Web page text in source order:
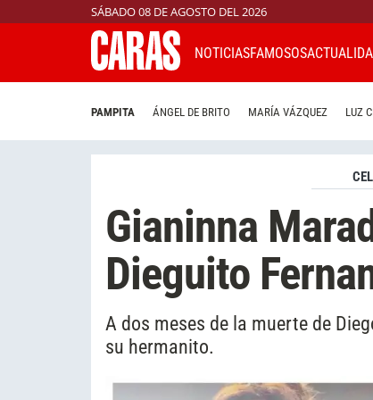
SÁBADO 08 DE AGOSTO DEL 2026
NOTICIASFAMOSOS
PAMPITA ÁNGEL DE BRITO MARÍA VÁZQUEZ LUZ
Gianinna
Dieguito
A dos meses de la muerte de
su hermanito.